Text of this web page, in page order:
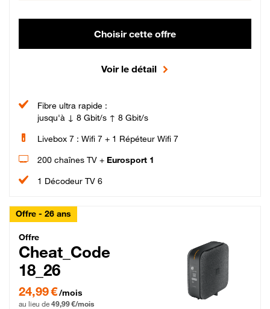
Choisir cette offre
Voir le détail
Fibre ultra rapide :
jusqu'à ↓ 8 Gbit/s ↑ 8 Gbit/s
Livebox 7 : Wifi 7 + 1 Répéteur Wifi 7
200 chaînes TV + Eurosport 1
1 Décodeur TV 6
Offre - 26 ans
Cheat_Code Fibre_18_26
Offre
Cheat_Code
18_26
24,99 € par mois pendant 0 mois puis 49,99 € par mois, Sans engagement
24,99 €/mois
au lieu de 49,99 €/mois